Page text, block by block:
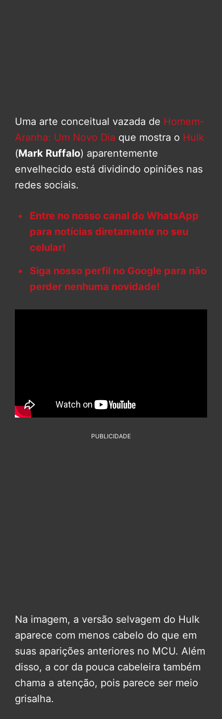
Uma arte conceitual vazada de Homem-
Aranha: Um Novo Dia que mostra o Hulk
(Mark Ruffalo) aparentemente
envelhecido está dividindo opiniões nas
redes sociais.
Entre no nosso canal do WhatsApp
para notícias diretamente no seu
celular!
Siga nosso perfil no Google para não
perder nenhuma novidade!
PUBLICIDADE
Na imagem, a versão selvagem do Hulk
aparece com menos cabelo do que em
suas aparições anteriores no MCU. Além
disso, a cor da pouca cabeleira também
chama a atenção, pois parece ser meio
grisalha.